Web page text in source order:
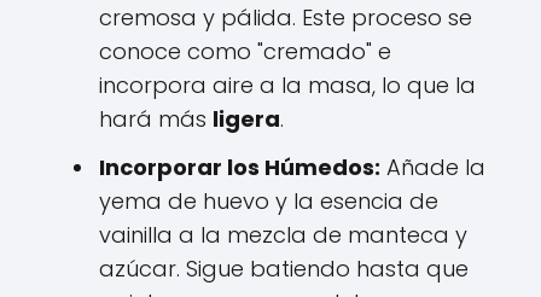
cremosa y pálida. Este proceso se
conoce como "cremado" e
incorpora aire a la masa, lo que la
hará más ligera.
Incorporar los Húmedos: Añade la
yema de huevo y la esencia de
vainilla a la mezcla de manteca y
azúcar. Sigue batiendo hasta que